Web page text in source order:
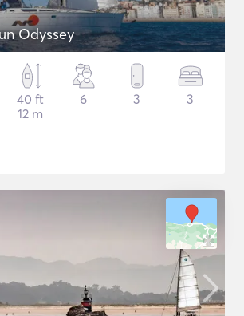
Odyssey
40 ft
12 m
6 3 3